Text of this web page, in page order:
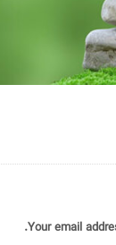
Your email